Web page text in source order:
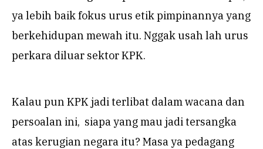
ya lebih baik fokus urus etik pimpinannya yang
berkehidupan mewah itu. Nggak usah lah urus
perkara diluar sektor KPK.
Kalau pun KPK jadi terlibat dalam wacana dan
persoalan ini, siapa yang mau jadi tersangka
atas kerugian negara itu? Masa ya pedagang